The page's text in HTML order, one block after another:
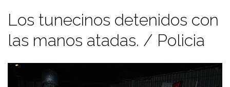
Los tunecinos detenidos con
las manos atadas. / Policia